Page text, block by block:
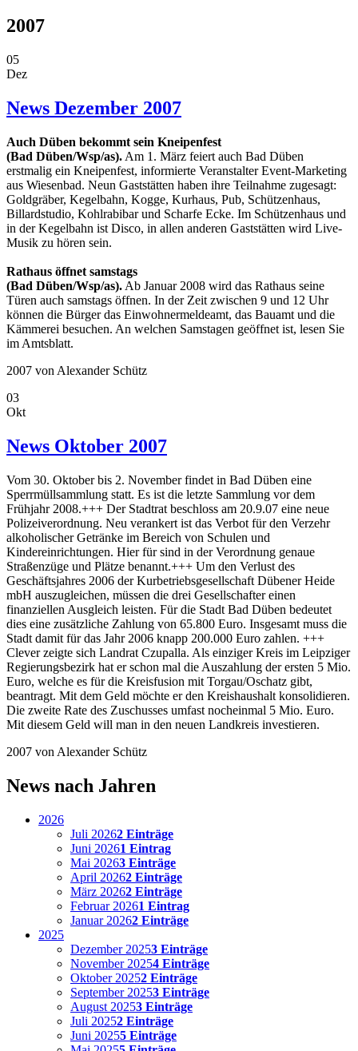
2007
05
Dez
News Dezember 2007
Auch Düben bekommt sein Kneipenfest
(Bad Düben/Wsp/as). Am 1. März feiert auch Bad Düben
erstmalig ein Kneipenfest, informierte Veranstalter Event-Marketing
aus Wiesenbad. Neun Gaststätten haben ihre Teilnahme zugesagt:
Goldgräber, Kegelbahn, Kogge, Kurhaus, Pub, Schützenhaus,
Billardstudio, Kohlrabibar und Scharfe Ecke. Im Schützenhaus und
in der Kegelbahn ist Disco, in allen anderen Gaststätten wird Live-
Musik zu hören sein.
Rathaus öffnet samstags
(Bad Düben/Wsp/as). Ab Januar 2008 wird das Rathaus seine
Türen auch samstags öffnen. In der Zeit zwischen 9 und 12 Uhr
können die Bürger das Einwohnermeldeamt, das Bauamt und die
Kämmerei besuchen. An welchen Samstagen geöffnet ist, lesen Sie
im Amtsblatt.
2007 von Alexander Schütz
03
Okt
News Oktober 2007
Vom 30. Oktober bis 2. November findet in Bad Düben eine
Sperrmüllsammlung statt. Es ist die letzte Sammlung vor dem
Frühjahr 2008.+++ Der Stadtrat beschloss am 20.9.07 eine neue
Polizeiverordnung. Neu verankert ist das Verbot für den Verzehr
alkoholischer Getränke im Bereich von Schulen und
Kindereinrichtungen. Hier für sind in der Verordnung genaue
Straßenzüge und Plätze benannt.+++ Um den Verlust des
Geschäftsjahres 2006 der Kurbetriebsgesellschaft Dübener Heide
mbH auszugleichen, müssen die drei Gesellschafter einen
finanziellen Ausgleich leisten. Für die Stadt Bad Düben bedeutet
dies eine zusätzliche Zahlung von 65.800 Euro. Insgesamt muss die
Stadt damit für das Jahr 2006 knapp 200.000 Euro zahlen. +++
Clever zeigte sich Landrat Czupalla. Als einziger Kreis im Leipziger
Regierungsbezirk hat er schon mal die Auszahlung der ersten 5 Mio.
Euro, welche es für die Kreisfusion mit Torgau/Oschatz gibt,
beantragt. Mit dem Geld möchte er den Kreishaushalt konsolidieren.
Die zweite Rate des Zuschusses umfast nocheinmal 5 Mio. Euro.
Mit diesem Geld will man in den neuen Landkreis investieren.
2007 von Alexander Schütz
News nach Jahren
2026
Juli 20262 Einträge
Juni 20261 Eintrag
Mai 20263 Einträge
April 20262 Einträge
März 20262 Einträge
Februar 20261 Eintrag
Januar 20262 Einträge
2025
Dezember 20253 Einträge
November 20254 Einträge
Oktober 20252 Einträge
September 20253 Einträge
August 20253 Einträge
Juli 20252 Einträge
Juni 20255 Einträge